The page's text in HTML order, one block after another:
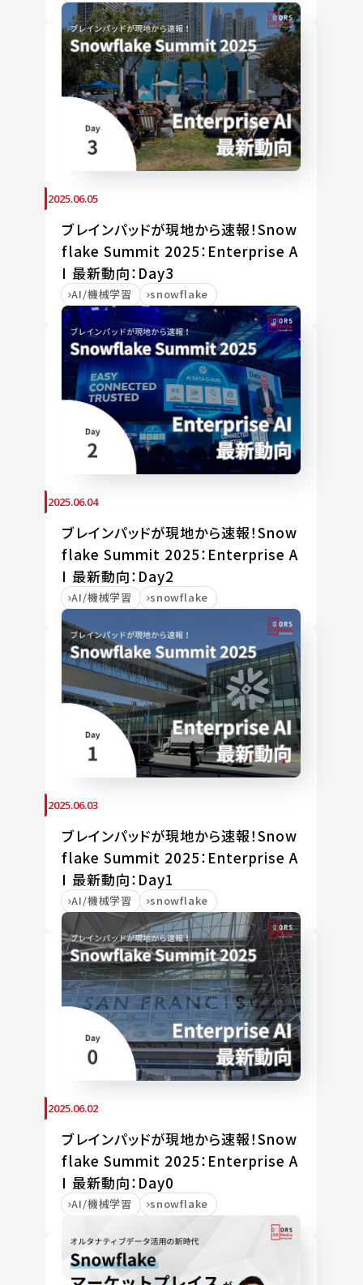
2025.06.05
ブレインパッドが現地から速報！Snow
flake Summit 2025：Enterprise A
I 最新動向：Day3
AI/機械学習 snowflake
2025.06.04
ブレインパッドが現地から速報！Snow
flake Summit 2025：Enterprise A
I 最新動向：Day2
AI/機械学習 snowflake
2025.06.03
ブレインパッドが現地から速報！Snow
flake Summit 2025：Enterprise A
I 最新動向：Day1
AI/機械学習 snowflake
2025.06.02
ブレインパッドが現地から速報！Snow
flake Summit 2025：Enterprise A
I 最新動向：Day0
AI/機械学習 snowflake